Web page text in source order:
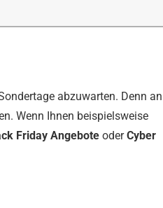
abzuwarten. Denn an
Wenn Ihnen beispielsweise
Friday Angebote oderCyber